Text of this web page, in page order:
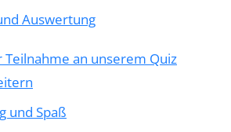
Auswertung
Teilnahme an unserem Quiz
und Spaß